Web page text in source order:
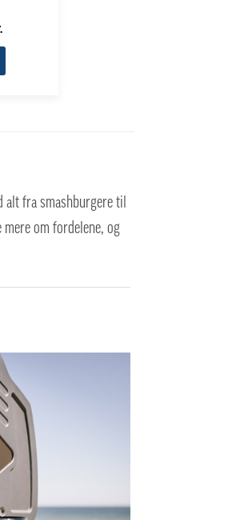
er:
fra smashburgere til
om fordelene, og